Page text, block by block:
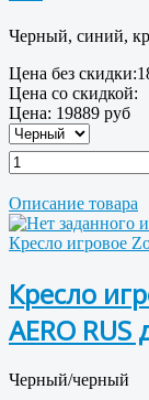
Черный, синий,
Цена без скидки:
Цена со скидкой:
Цена: 19889 руб
Описание товара
Кресло игровое
Кресло
AERO
Черный/черный